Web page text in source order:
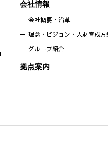
会社情報
会社概要・沿革
理念・ビジョン・人財育成方
グループ紹介
拠点案内